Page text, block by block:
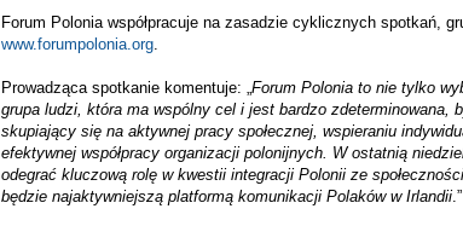
Forum Polonia współpracuje na zasadzie cyklicznych spotkań,
www.forumpolonia.org.
Prowadząca spotkanie komentuje: „Forum Polonia to nie tylko
grupa ludzi, która ma wspólny cel i jest bardzo zdeterminowana,
skupiający się na aktywnej pracy społecznej, wspieraniu
efektywnej współpracy organizacji polonijnych. W ostatnią
odegrać kluczową rolę w kwestii integracji Polonii ze
będzie najaktywniejszą platformą komunikacji Polaków w Irlandii.”